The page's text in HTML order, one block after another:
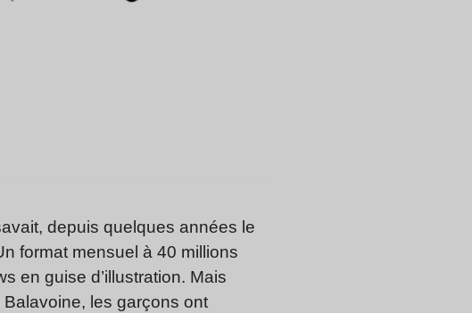
depuis quelques années le
format mensuel à 40 millions
en guise d’illustration. Mais
les garçons ont